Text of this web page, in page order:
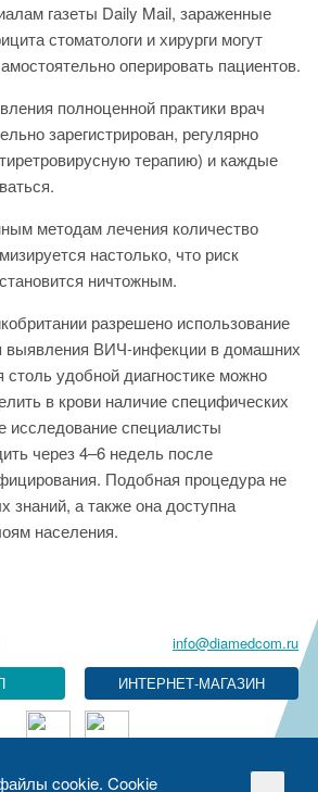
газеты Daily Mail, зараженные
стоматологи и хирурги могут
оперировать пациентов.
полноценной практики врач
зарегистрирован, регулярно
терапию) и каждые
методам лечения количество
настолько, что риск
ничтожным.
разрешено использование
выявления ВИЧ-инфекции в домашних
столь удобной диагностике можно
в крови наличие специфических
исследование специалисты
через 4–6 недель после
Подобная процедура не
знаний, а также она доступна
населения.
info@diamedcom.ru
cookie. Cookie